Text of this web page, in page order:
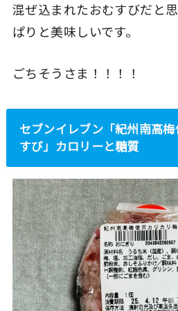
混ぜ込まれたおむすびだと
ぱりと美味しいです。
ごちそうさま！！！！
セブンイレブン「紀州南高
すび」カロリーと糖質